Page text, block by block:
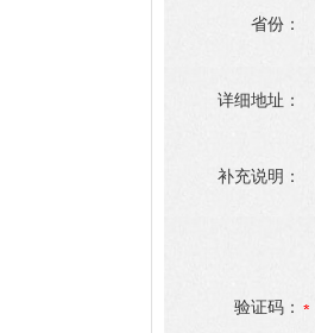
省份：
详细地址：
补充说明：
验证码：